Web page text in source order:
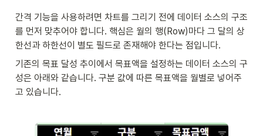
간격 기능을 사용하려면 차트를 그리기 전에 데이터 소스의 구조
를 먼저 맞추어야 합니다. 핵심은 월의 행(Row)마다 그 달의 상
한선과 하한선이 별도 필드로 존재해야 한다는 점입니다.
기존의 목표 달성 추이에서 목표액을 설정하는 데이터 소스의 구
성은 아래와 같습니다. 구분 값에 따른 목표액을 월별로 넣어주
고 있습니다.